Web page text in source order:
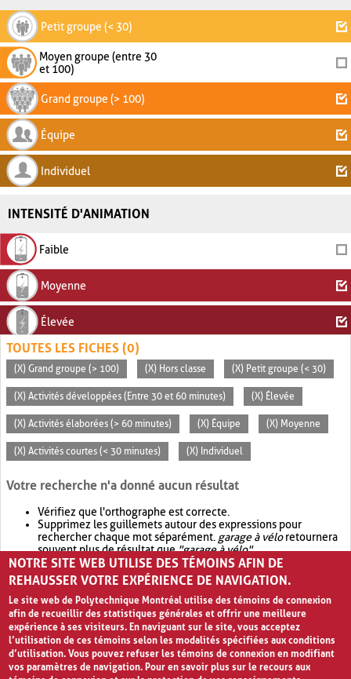
Petit groupe (< 30)
Moyen groupe (entre 30
et 100)
Grand groupe (> 100)
Équipe
Individuel
INTENSITÉ D'ANIMATION
Faible
Moyenne
Élevée
TOUTES LES FICHES (0)
(X) Grand groupe (> 100) (X) Hors classe (X) Petit groupe (< 30)
(X) Activités développées (Entre 30 et 60 minutes) (X) Élevée
(X) Activités élaborées (> 60 minutes) (X) Équipe (X) Moyenne
(X) Activités courtes (< 30 minutes) (X) Individuel
Votre recherche n'a donné aucun résultat
Vérifiez que l'orthographe est correcte.
Supprimez les guillemets autour des expressions pour
rechercher chaque mot séparément. garage à véloretournera
souvent plus de résultat que"garage à vélo".
Envisagez d'élargir votre recherche avec OR.garage OR vélo
retournera souvent plus de résultat quegarage à vélo
NOTRE SITE WEB UTILISE DES TÉMOINS AFIN DE
REHAUSSER VOTRE EXPÉRIENCE DE NAVIGATION.
Le site web de Polytechnique Montréal utilise des témoins de connexion
afin de recueillir des statistiques générales et offrir une meilleure
expérience à ses visiteurs. En naviguant sur le site, vous acceptez
l’utilisation de ces témoins selon les modalités spécifiées aux conditions
d’utilisation. Vous pouvez refuser les témoins de connexion en modifiant
vos paramètres de navigation. Pour en savoir plus sur le recours aux